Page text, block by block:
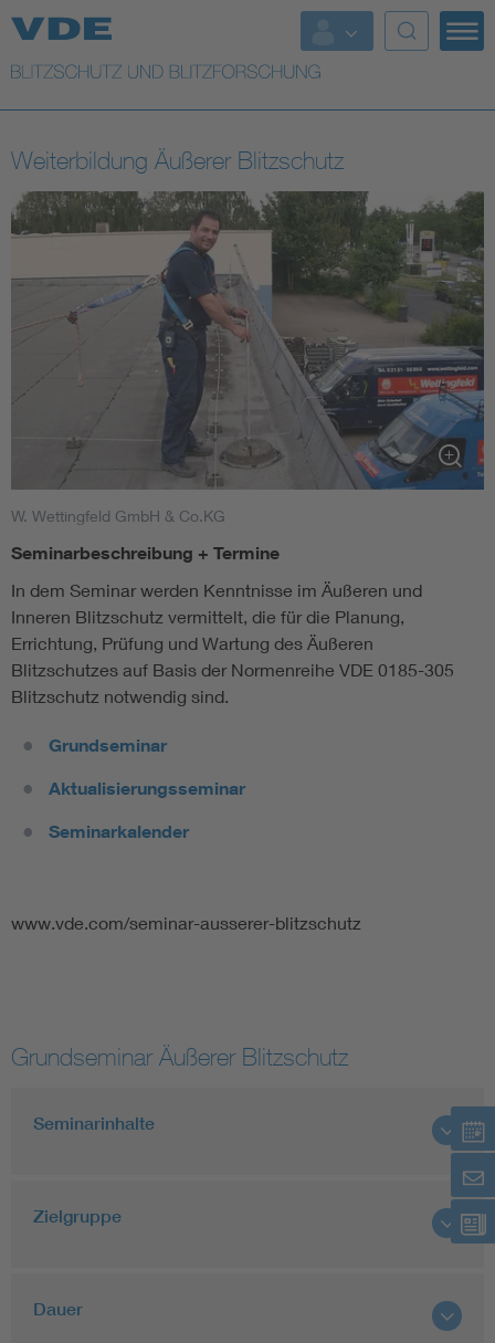
Top Themen
Top Themen
Lightning protection
Weitere Themen
Weiterbildung Äußerer Blitzschutz
W. Wettingfeld GmbH & Co.KG
Seminarbeschreibung + Termine
In dem Seminar werden Kenntnisse im Äußeren und
Inneren Blitzschutz vermittelt, die für die Planung,
Errichtung, Prüfung und Wartung des Äußeren
Blitzschutzes auf Basis der Normenreihe VDE 0185-305
Blitzschutz notwendig sind.
Grundseminar
Aktualisierungsseminar
Seminarkalender
www.vde.com/seminar-ausserer-blitzschutz
Grundseminar Äußerer Blitzschutz
Seminarinhalte
Zielgruppe
Dauer